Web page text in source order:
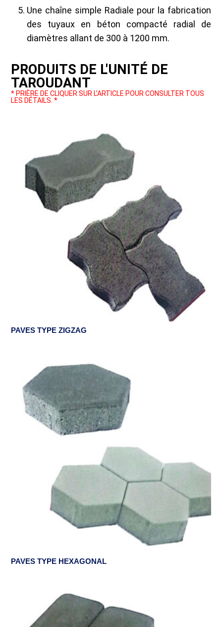
Une chaîne simple Radiale pour la fabrication
des tuyaux en béton compacté radial de
diamètres allant de 300 à 1200 mm.
PRODUITS DE L'UNITÉ DE
TAROUDANT
* PRIÈRE DE CLIQUER SUR L’ARTICLE POUR CONSULTER TOUS
LES DÉTAILS. *
PAVES TYPE ZIGZAG
PAVES TYPE HEXAGONAL